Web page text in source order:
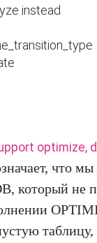
instead
optimize,
что
который не
таблицу,